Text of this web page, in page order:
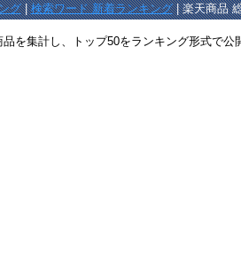
グ|検索ワード 新着ランキング| 楽天商品
を集計し、トップ50をランキング形式で公